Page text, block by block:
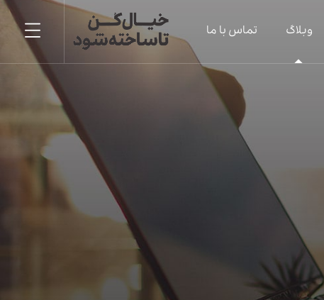
وبلاگ تماس با ما